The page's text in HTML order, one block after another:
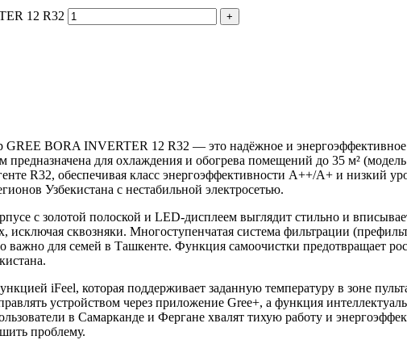
12 R32
BORA INVERTER 12 R32 — это надёжное и
предназначена для охлаждения и обогрева помещений до 35 м²
R32, обеспечивая класс энергоэффективности A++/A+ и
Узбекистана с нестабильной электросетью.
с золотой полоской и LED-дисплеем выглядит стильно и
исключая сквозняки. Многоступенчатая система фильтрации
для семей в Ташкенте. Функция самоочистки предотвращает
iFeel, которая поддерживает заданную температуру в зоне
устройством через приложение Gree+, а функция
в Самарканде и Фергане хвалят тихую работу и
проблему.